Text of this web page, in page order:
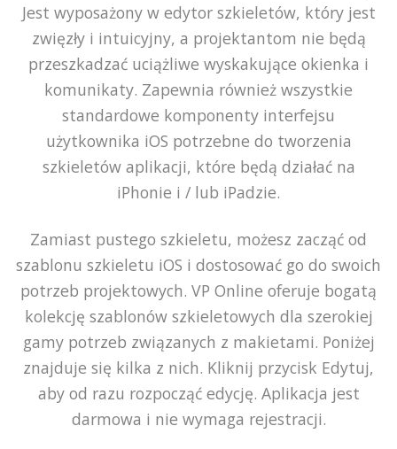
Jest wyposażony w edytor szkieletów, który jest
zwięzły i intuicyjny, a projektantom nie będą
przeszkadzać uciążliwe wyskakujące okienka i
komunikaty. Zapewnia również wszystkie
standardowe komponenty interfejsu
użytkownika iOS potrzebne do tworzenia
szkieletów aplikacji, które będą działać na
iPhonie i / lub iPadzie.
Zamiast pustego szkieletu, możesz zacząć od
szablonu szkieletu iOS i dostosować go do swoich
potrzeb projektowych. VP Online oferuje bogatą
kolekcję szablonów szkieletowych dla szerokiej
gamy potrzeb związanych z makietami. Poniżej
znajduje się kilka z nich. Kliknij przycisk Edytuj,
aby od razu rozpocząć edycję. Aplikacja jest
darmowa i nie wymaga rejestracji.